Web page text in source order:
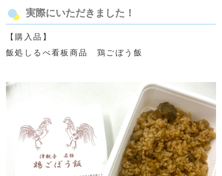
実際にいただきました！
【購入品】
飯処しるべ看板商品 鶏ごぼう飯